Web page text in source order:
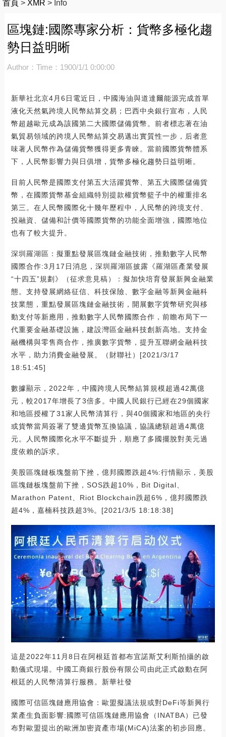
首頁 > XMR > Info
區塊鏈:國際專家分析：貨幣多極化趨
勢日益明晰
Author： Time：1900/1/1 0:00:00
新華社北京4月6日電近日，中國海油與道達爾能源完成首單
液化天然氣跨境人民幣結算交易；巴西中央銀行宣布，人民
幣超越歐元成為該國第二大國際儲備貨幣。前者標志著在油
氣貿易領域的跨境人民幣結算交易邁出實質性一步，后者意
味著人民幣作為儲備貨幣獲得更多青睞。當前國際貨幣體系
下，人民幣影響力與日俱增，貨幣多極化趨勢日益明晰。
目前人民幣是國際支付第五大活躍貨幣、第五大國際儲備貨
幣，在國際貨幣基金組織特別提款權貨幣籃子中的權重排名
第三。在人民幣國際化十幾年歷程中，人民幣的跨境支付、
投融資、儲備和計價等國際貨幣的功能全面增強，國際地位
也有了較大提升。
深圳羅湖區：擬重點發展區塊鏈金融技術，推動數字人民幣
國際合作:3月17日消息，深圳羅湖區披露《羅湖區產業發展
“十四五”規劃》（征求意見稿）：擬加快培育發展新興金融業
態。支持發展網絡征信、科技保險、數字金融等新興金融科
技業態，重點發展區塊鏈金融技術，開展數字貨幣研究與移
動支付等新應用，推動數字人民幣國際合作，前瞻布局下一
代重要金融基礎設施，建設灣區金融科技創新高地。支持金
融機構與零售商合作，推廣數字貨幣，提升互聯網金融科技
水平，助力消費金融發展。（財聯社）[2021/3/17
18:51:45]
數據顯示，2022年，中國跨境人民幣結算規模超過42萬億
元，較2017年增長了3倍多。中國人民銀行已經在29個國家
和地區授權了31家人民幣清算行，與40個國家和地區的央行
或貨幣當局簽署了雙邊貨幣互換協議，協議總額超過4萬億
元。人民幣國際化水平不斷提升，順應了多國擺脫對美元過
度依賴的訴求。
美股區塊鏈板塊盤前下挫，億邦國際跌超4%:行情顯示，美股
區塊鏈板塊盤前下挫，SOS跌超10%，Bit Digital、
Marathon Patent、Riot Blockchain跌超6%，億邦國際跌
超4%，嘉楠科技跌超3%。[2021/3/5 18:18:38]
這是2022年11月8日在阿根廷首都布宜諾斯艾利斯拍攝的啟
動儀式現場。中國工商銀行股份有限公司由此正式啟動在阿
根廷的人民幣清算行服務。新華社發
國際可信區塊鏈應用協會：歐盟擬議法規或對DeFi等新興行
業產生負面影響:國際可信區塊鏈應用協會（INATBA）已發
布對歐盟提出的歐洲加密資產市場(MiCA)法案的初步回應。